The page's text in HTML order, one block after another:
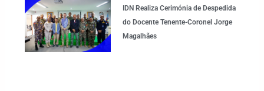
IDN Realiza Cerimónia de Despedida
do Docente Tenente-Coronel Jorge
Magalhães